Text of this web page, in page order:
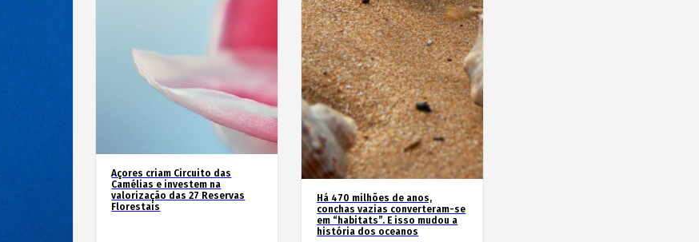
Açores criam Circuito das
Camélias e investem na
valorização das 27 Reservas
Florestais
Há 470 milhões de anos,
conchas vazias converteram-se
em “habitats”. E isso mudou a
história dos oceanos